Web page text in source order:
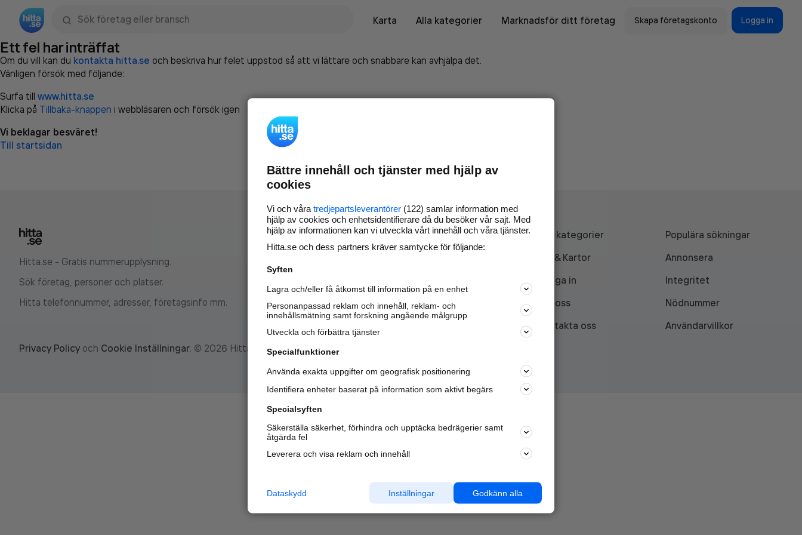
Karta
Alla kategorier Marknadsför ditt företag Skapa företagskonto Logga in
Ett fel har inträffat
Om du vill kan du kontakta hitta.se och beskriva hur felet uppstod så att vi lättare och snabbare kan avhjälpa det.
Vänligen försök med följande:
Surfa till www.hitta.se
Klicka på Tillbaka-knappen i webbläsaren och försök igen
Vi beklagar besväret!
Till startsidan
Hitta.se - Gratis nummerupplysning.
Sök företag, personer och platser.
Hitta telefonnummer, adresser, företagsinfo mm.
Marknadsför företaget på
nya kunder och
samarbetspartners nära dig.
Läs mer här
Alla kategorier
Populära sökningar
API & Kartor
Annonsera
Logga in
Integritet
Om oss
Nödnummer
Kontakta oss
Användarvillkor
Privacy Policy och Cookie Inställningar. © 2026 Hitta.se
Bättre innehåll och tjänster med hjälp av
cookies
Vi och våra tredjepartsleverantörer (122) samlar information med
hjälp av cookies och enhetsidentifierare då du besöker vår sajt. Med
hjälp av informationen kan vi utveckla vårt innehåll och våra tjänster.
Hitta.se och dess partners kräver samtycke för följande:
Syften
Lagra och/eller få åtkomst till information på en enhet
Personanpassad reklam och innehåll, reklam- och
innehållsmätning samt forskning angående målgrupp
Utveckla och förbättra tjänster
Specialfunktioner
Använda exakta uppgifter om geografisk positionering
Identifiera enheter baserat på information som aktivt begärs
Specialsyften
Säkerställa säkerhet, förhindra och upptäcka bedrägerier samt
åtgärda fel
Leverera och visa reklam och innehåll
Godkänn alla
Inställningar
Dataskydd